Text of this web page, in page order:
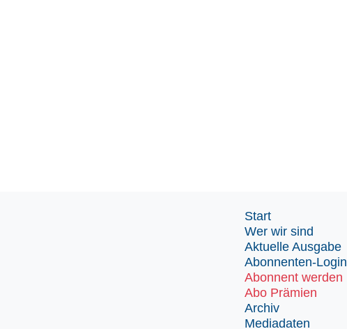
Start
Wer wir sind
Aktuelle Ausgabe
Abonnenten-Login
Abonnent werden
Abo Prämien
Archiv
Mediadaten